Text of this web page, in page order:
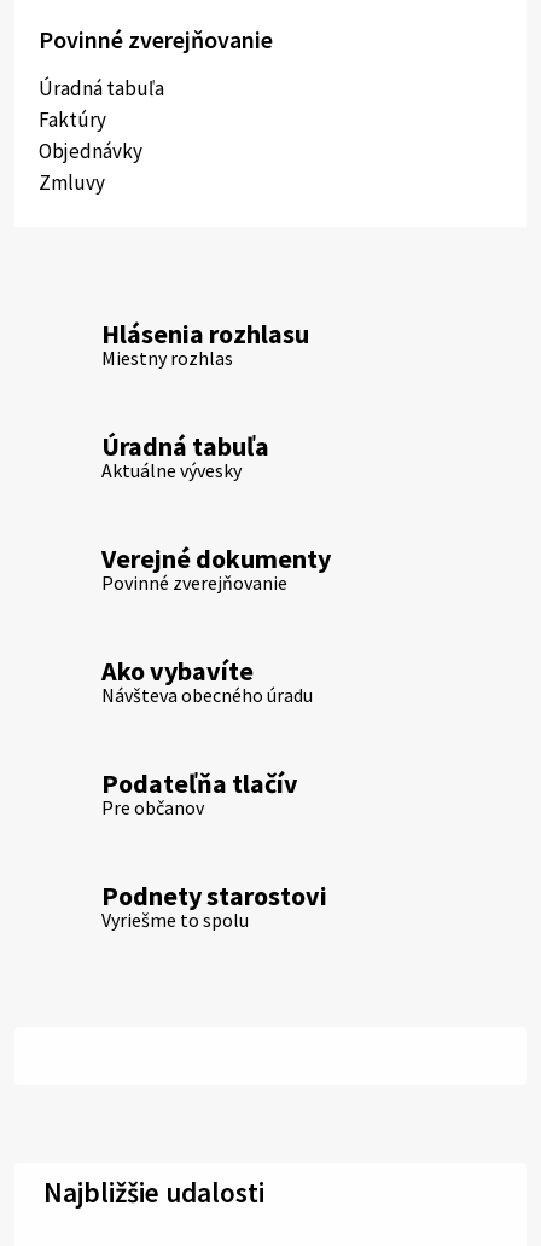
Povinné zverejňovanie
Úradná tabuľa
Faktúry
Objednávky
Zmluvy
Hlásenia rozhlasu
Miestny rozhlas
Úradná tabuľa
Aktuálne vývesky
Verejné dokumenty
Povinné zverejňovanie
Ako vybavíte
Návšteva obecného úradu
Podateľňa tlačív
Pre občanov
Podnety starostovi
Vyriešme to spolu
Najbližšie udalosti